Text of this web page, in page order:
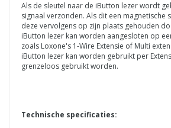
Als de sleutel naar de iButton lezer wordt
signaal verzonden. Als dit een magnetische
deze vervolgens op zijn plaats gehouden
iButton lezer kan worden aangesloten op
zoals Loxone's 1-Wire Extensie of Multi
iButton lezer kan worden gebruikt per
grenzeloos gebruikt worden.
Technische specificaties: